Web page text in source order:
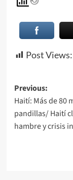
Post Views:
Previous:
Haití: Más de 80
pandillas/ Haití
hambre y crisis